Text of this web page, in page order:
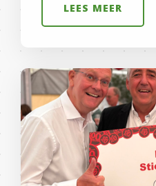
LEES MEER